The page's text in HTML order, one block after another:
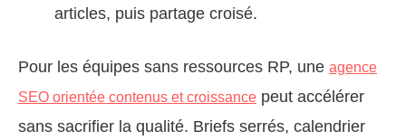
articles, puis partage croisé.
Pour les équipes sans ressources RP, une agence
SEO orientée contenus et croissance peut accélérer
sans sacrifier la qualité. Briefs serrés, calendrier